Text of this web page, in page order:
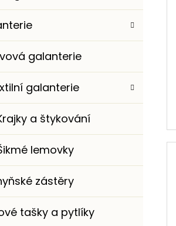
galanterie
galanterie
a štykování
lemovky
zástěry
tašky a pytlíky